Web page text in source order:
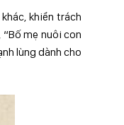
khiển trách
mẹ nuôi con
lùng dành cho